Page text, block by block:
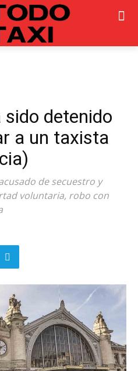
sido detenido
a un taxista
de secuestro y
voluntaria, robo con